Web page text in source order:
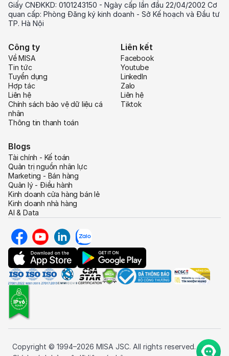
Giấy CNĐKKD: 0101243150 - Ngày cấp lần đầu 22/04/2002 Cơ
quan cấp: Phòng Đăng ký kinh doanh - Sở Kế hoạch và Đầu tư
TP. Hà Nội
Công ty
Về MISA
Tin tức
Tuyển dụng
Hợp tác
Liên hệ
Chính sách bảo vệ dữ liệu cá
nhân
Thông tin thanh toán
Liên kết
Facebook
Youtube
LinkedIn
Zalo
Liên hệ
Tiktok
Blogs
Tài chính - Kế toán
Quản trị nguồn nhân lực
Marketing - Bán hàng
Quản lý - Điều hành
Kinh doanh cửa hàng bán lẻ
Kinh doanh nhà hàng
AI & Data
Copyright © 1994–2026 MISA JSC. All rights reserved.